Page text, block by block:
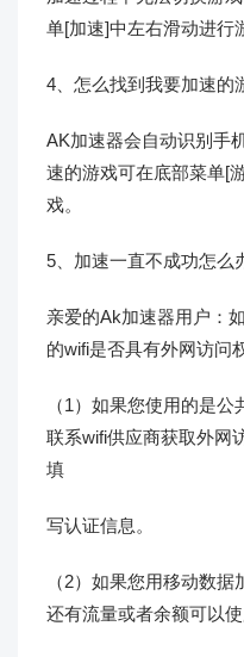
单[加速]中左右滑动进行
4、怎么找到我要加速的
AK加速器会自动识别手
速的游戏可在底部菜单[
戏。
5、加速一直不成功怎么
亲爱的Ak加速器用户：
的wifi是否具有外网访问
（1）如果您使用的是
联系wifi供应商获取外网
填
写认证信息。
（2）如果您用移动数
还有流量或者余额可以使